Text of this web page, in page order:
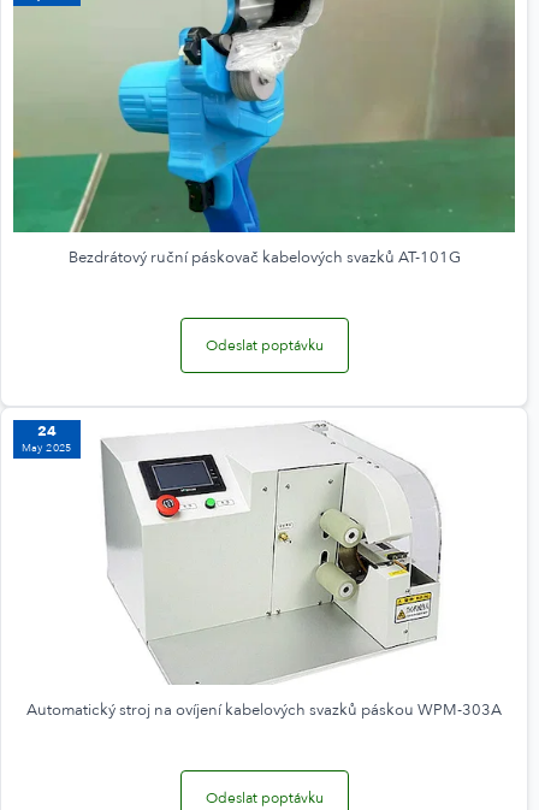
Bezdrátový ruční páskovač kabelových svazků AT-101G
Odeslat poptávku
24
May 2025
Automatický stroj na ovíjení kabelových svazků páskou WPM-303A
Odeslat poptávku